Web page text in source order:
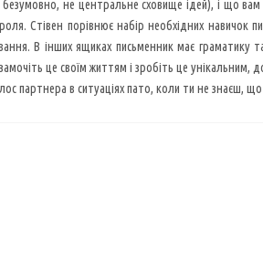
не центральне сховище ідей), і що вам
Стівен порівнює набір необхідних навичок
В інших ящиках письменник має граматику
це своїм життям і зробіть це унікальним,
партнера в ситуаціях пато, коли ти не знаєш,